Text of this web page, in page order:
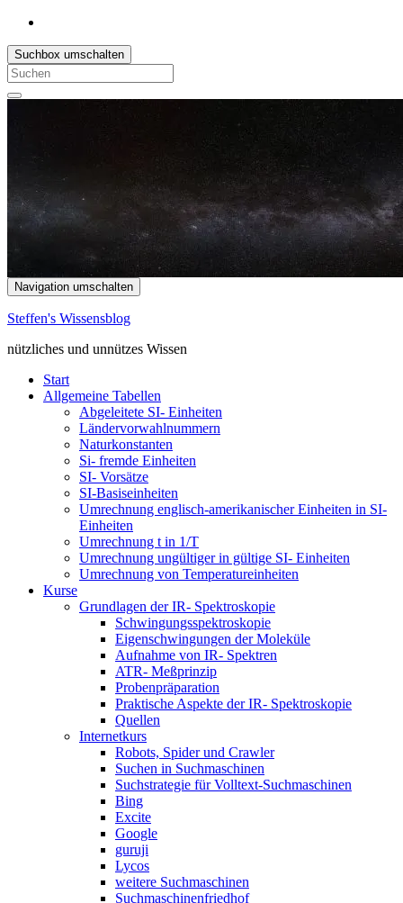
Suchbox umschalten
Search
for:
Navigation umschalten
Steffen's Wissensblog
nützliches und unnützes Wissen
Start
Allgemeine Tabellen
Abgeleitete SI- Einheiten
Ländervorwahlnummern
Naturkonstanten
Si- fremde Einheiten
SI- Vorsätze
SI-Basiseinheiten
Umrechnung englisch-amerikanischer Einheiten in SI-
Einheiten
Umrechnung t in 1/T
Umrechnung ungültiger in gültige SI- Einheiten
Umrechnung von Temperatureinheiten
Kurse
Grundlagen der IR- Spektroskopie
Schwingungsspektroskopie
Eigenschwingungen der Moleküle
Aufnahme von IR- Spektren
ATR- Meßprinzip
Probenpräparation
Praktische Aspekte der IR- Spektroskopie
Quellen
Internetkurs
Robots, Spider und Crawler
Suchen in Suchmaschinen
Suchstrategie für Volltext-Suchmaschinen
Bing
Excite
Google
guruji
Lycos
weitere Suchmaschinen
Suchmaschinenfriedhof